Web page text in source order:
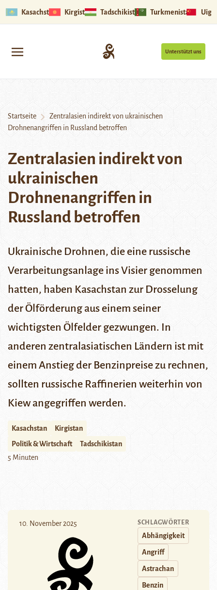
Kasachstan Kirgistan Tadschikistan Turkmenistan
Unterstützt uns
Startseite
Zentralasien indirekt von ukrainischen
Drohnenangriffen in Russland betroffen
Zentralasien indirekt von
ukrainischen
Drohnenangriffen in
Russland betroffen
Ukrainische Drohnen, die eine russische
Verarbeitungsanlage ins Visier genommen
hatten, haben Kasachstan zur Drosselung
der Ölförderung aus einem seiner
wichtigsten Ölfelder gezwungen. In
anderen zentralasiatischen Ländern ist mit
einem Anstieg der Benzinpreise zu rechnen,
sollten russische Raffinerien weiterhin von
Kiew angegriffen werden.
Kasachstan
Kirgistan
Politik & Wirtschaft
Tadschikistan
5 Minuten
10. November 2025 SCHLAGWÖRTER
Abhängigkeit
Angriff
Astrachan
Benzin